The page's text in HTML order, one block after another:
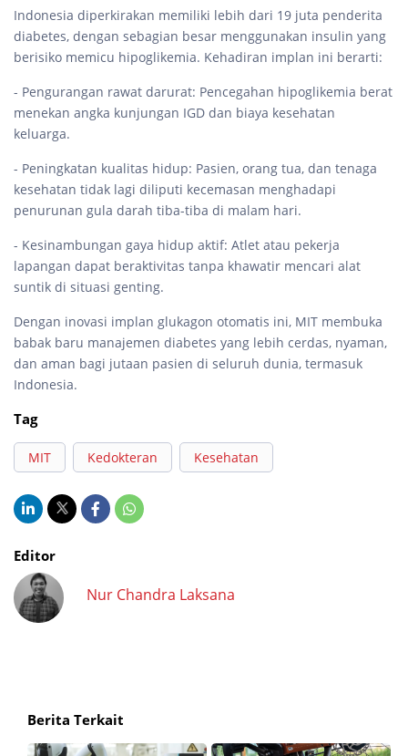
Indonesia diperkirakan memiliki lebih dari 19 juta penderita
diabetes, dengan sebagian besar menggunakan insulin yang
berisiko memicu hipoglikemia. Kehadiran implan ini berarti:
- Pengurangan rawat darurat: Pencegahan hipoglikemia berat
menekan angka kunjungan IGD dan biaya kesehatan
keluarga.
- Peningkatan kualitas hidup: Pasien, orang tua, dan tenaga
kesehatan tidak lagi diliputi kecemasan menghadapi
penurunan gula darah tiba-tiba di malam hari.
- Kesinambungan gaya hidup aktif: Atlet atau pekerja
lapangan dapat beraktivitas tanpa khawatir mencari alat
suntik di situasi genting.
Dengan inovasi implan glukagon otomatis ini, MIT membuka
babak baru manajemen diabetes yang lebih cerdas, nyaman,
dan aman bagi jutaan pasien di seluruh dunia, termasuk
Indonesia.
Tag
MIT Kedokteran Kesehatan
Editor
Nur Chandra Laksana
Berita Terkait